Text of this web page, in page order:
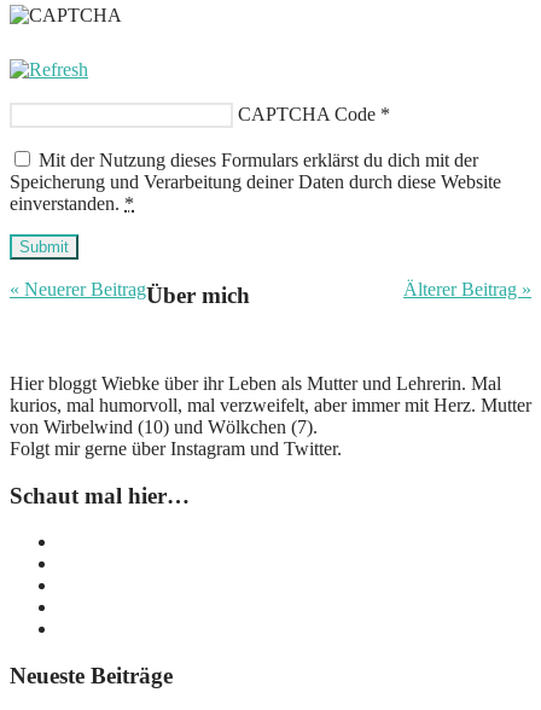
CAPTCHA Code *
Mit der Nutzung dieses Formulars erklärst du dich mit der
Speicherung und Verarbeitung deiner Daten durch diese Website
einverstanden. *
Submit
Älterer Beitrag »
« Neuerer BeitragÜber mich
Hier bloggt Wiebke über ihr Leben als Mutter und Lehrerin. Mal
kurios, mal humorvoll, mal verzweifelt, aber immer mit Herz. Mutter
von Wirbelwind (10) und Wölkchen (7).
Folgt mir gerne über Instagram und Twitter.
Schaut mal hier…
Neueste Beiträge